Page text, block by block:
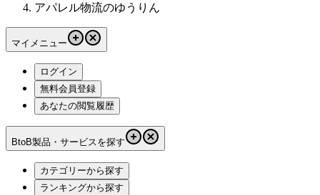
アパレル物流のゆうりん
マイメニュー
ログイン
無料会員登録
あなたの閲覧履歴
BtoB製品・サービスを探す
カテゴリーから探す
ランキングから探す